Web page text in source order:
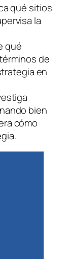
qué sitios
la
qué
de
en
bien
cómo